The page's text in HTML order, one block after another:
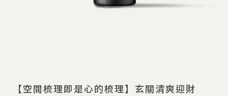
【空間梳理即是心的梳理】玄關清爽迎財